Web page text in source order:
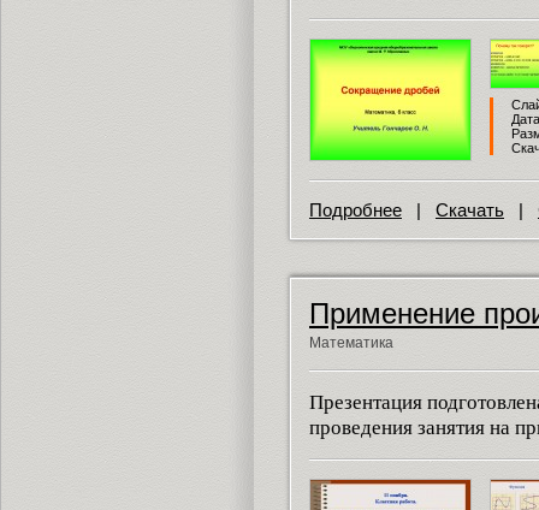
Подробнее | Скачать |
Применение
Математика
Презентация
проведения занятия на